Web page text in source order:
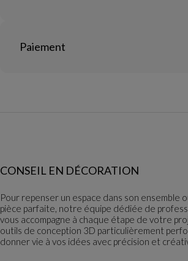
Paiement
CONSEIL EN DÉCORATION
Pour repenser un espace dans son ensemble
pièce parfaite, notre équipe dédiée de
vous accompagne à chaque étape de votre
outils de conception 3D particulièrement
donner vie à vos idées avec précision et